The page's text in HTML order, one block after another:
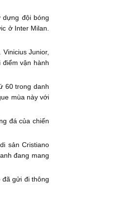
dựng đội bóng
ở Inter Milan.
Junior,
điểm vận hành
60 trong danh
mùa này với
đá của chiến
sản Cristiano
đang mang
gửi đi thông